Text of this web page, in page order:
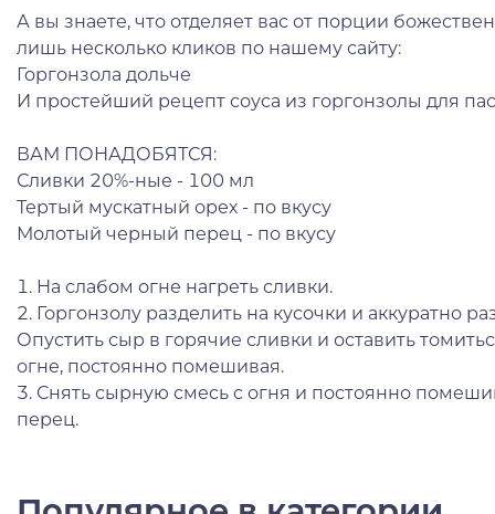
А вы знаете, что отделяет вас от порции
лишь несколько кликов по нашему сайту:
Горгонзола дольче
И простейший рецепт соуса из горгонзолы для
ВАМ ПОНАДОБЯТСЯ:
Сливки 20%-ные - 100 мл
Тертый мускатный орех - по вкусу
Молотый черный перец - по вкусу
1. На слабом огне нагреть сливки.
2. Горгонзолу разделить на кусочки и аккуратно
Опустить сыр в горячие сливки и оставить
огне, постоянно помешивая.
3. Снять сырную смесь с огня и постоянно
перец.